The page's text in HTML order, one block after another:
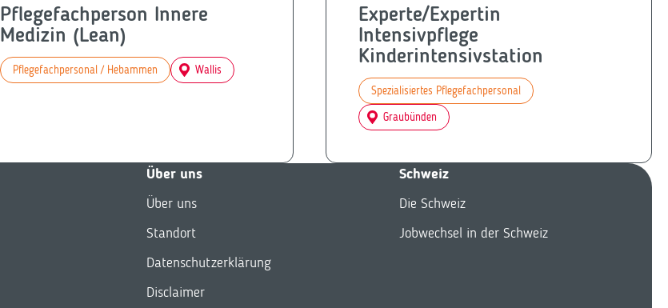
Pflegefachperson Innere
Medizin (Lean)
Pflegefachpersonal / Hebammen Wallis
Experte/Expertin
Intensivpflege
Kinderintensivstation
Spezialisiertes Pflegefachpersonal
Graubünden
Über uns
Über uns
Standort
Datenschutzerklärung
Disclaimer
Schweiz
Die Schweiz
Jobwechsel in der Schweiz